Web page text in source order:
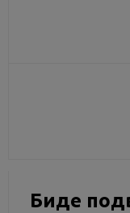
Биде